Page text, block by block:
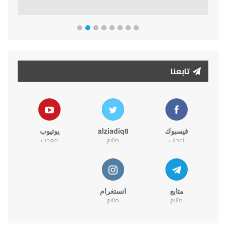
تابعنا
فيسبوك
اعجاب
alziadiq8
متابع
يوتيوب
معجب
متابع
متابع
انستغرام
متابع